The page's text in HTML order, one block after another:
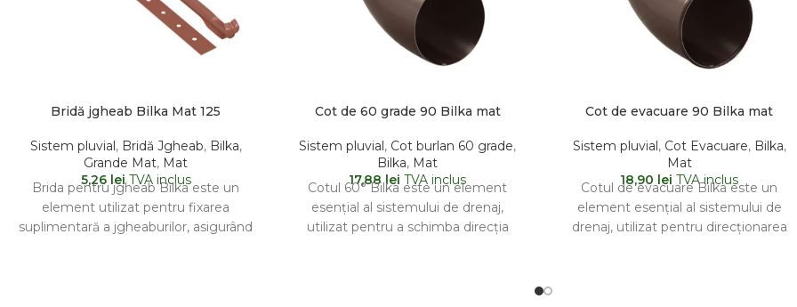
Bridă jgheab Bilka Mat 125
Sistem pluvial , Bridă Jgheab, Bilka,
Grande Mat, Mat
5,26 leiTVA inclus
Brida pentru jgheab Bilka este un
element utilizat pentru fixarea
suplimentară a jgheaburilor, asigurând
Cot de 60 grade 90 Bilka mat
Sistem pluvial , Cot burlan 60 grade,
Bilka, Mat
17,88lei TVA inclus
Cotul 60° Bilka este un element
esențial al sistemului de drenaj,
utilizat pentru a schimba direcția
Cot de evacuare 90 Bilka mat
Sistem pluvial , Cot Evacuare, Bilka,
Mat
18,90 lei TVA inclus
Cotul de evacuare Bilka este un
element esențial al sistemului de
drenaj, utilizat pentru direcționarea